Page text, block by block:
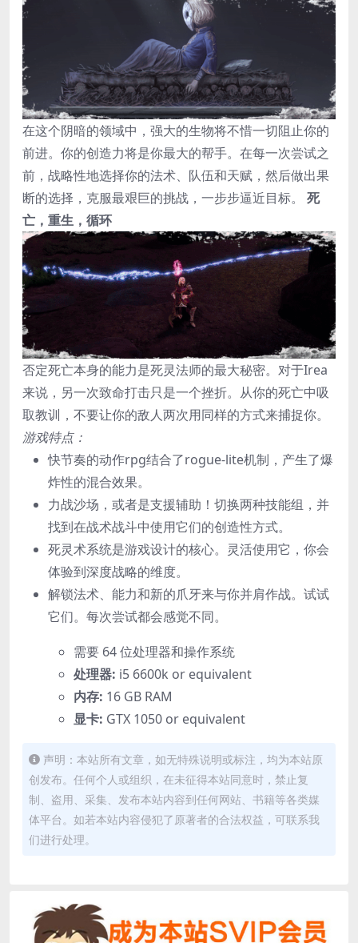
在这个阴暗的领域中，强大的生物将不惜一切阻止你的
前进。你的创造力将是你最大的帮手。在每一次尝试之
前，战略性地选择你的法术、队伍和天赋，然后做出果
断的选择，克服最艰巨的挑战，一步步逼近目标。 死
亡，重生，循环
否定死亡本身的能力是死灵法师的最大秘密。对于Irea
来说，另一次致命打击只是一个挫折。从你的死亡中吸
取教训，不要让你的敌人两次用同样的方式来捕捉你。
游戏特点：
快节奏的动作rpg结合了rogue-lite机制，产生了爆
炸性的混合效果。
力战沙场，或者是支援辅助！切换两种技能组，并
找到在战术战斗中使用它们的创造性方式。
死灵术系统是游戏设计的核心。灵活使用它，你会
体验到深度战略的维度。
解锁法术、能力和新的爪牙来与你并肩作战。试试
它们。每次尝试都会感觉不同。
需要 64 位处理器和操作系统
处理器: i5 6600k or equivalent
内存: 16 GB RAM
显卡: GTX 1050 or equivalent
声明：本站所有文章，如无特殊说明或标注，均为本站原
创发布。任何个人或组织，在未征得本站同意时，禁止复
制、盗用、采集、发布本站内容到任何网站、书籍等各类媒
体平台。如若本站内容侵犯了原著者的合法权益，可联系我
们进行处理。